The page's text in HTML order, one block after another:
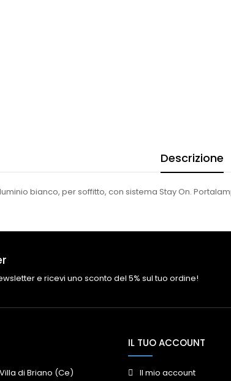
Descrizione
bianco, per soffitto, con sistema Stay On.
e ricevi uno sconto del 5% sul tuo ordine!
di Briano (Ce)
IL TUO ACCOUNT
Il mio account